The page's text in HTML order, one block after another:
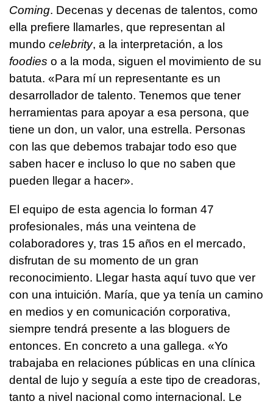
Coming. Decenas y decenas de talentos, como
ella prefiere llamarles, que representan al
mundo celebrity, a la interpretación, a los
foodies o a la moda, siguen el movimiento de su
batuta. «Para mí un representante es un
desarrollador de talento. Tenemos que tener
herramientas para apoyar a esa persona, que
tiene un don, un valor, una estrella. Personas
con las que debemos trabajar todo eso que
saben hacer e incluso lo que no saben que
pueden llegar a hacer».
El equipo de esta agencia lo forman 47
profesionales, más una veintena de
colaboradores y, tras 15 años en el mercado,
disfrutan de su momento de un gran
reconocimiento. Llegar hasta aquí tuvo que ver
con una intuición. María, que ya tenía un camino
en medios y en comunicación corporativa,
siempre tendrá presente a las bloguers de
entonces. En concreto a una gallega. «Yo
trabajaba en relaciones públicas en una clínica
dental de lujo y seguía a este tipo de creadoras,
tanto a nivel nacional como internacional. Le